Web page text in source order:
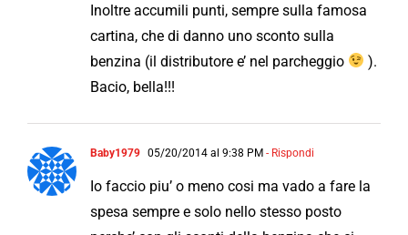
Inoltre accumili punti, sempre sulla famosa
cartina, che di danno uno sconto sulla
benzina (il distributore e’ nel parcheggio
).
Bacio, bella!!!
Baby1979 05/20/2014 al 9:38 PM - Rispondi
Io faccio piu’ o meno cosi ma vado a fare la
spesa sempre e solo nello stesso posto